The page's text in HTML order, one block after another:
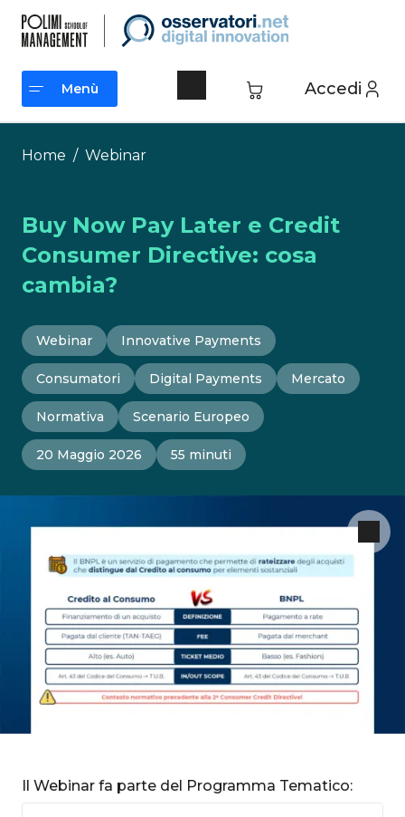
contenuto
Accedi
Menù
Menù
Home / Webinar
Buy Now Pay Later e Credit
Consumer Directive: cosa
cambia?
Webinar Innovative Payments
Consumatori Digital Payments Mercato
Normativa Scenario Europeo
20 Maggio 2026 55 minuti
Il Webinar fa parte del Programma Tematico: